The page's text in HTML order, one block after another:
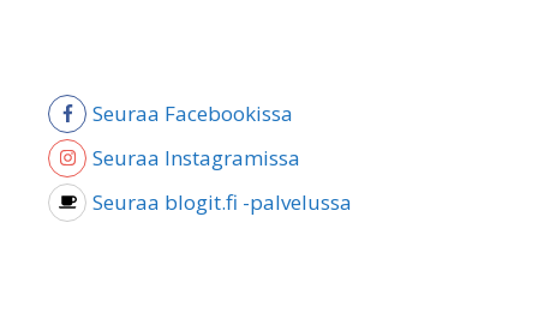
Seuraa Facebookissa
Seuraa Instagramissa
Seuraa blogit.fi -palvelussa